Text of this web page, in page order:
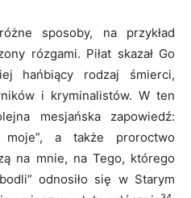
sposoby, na przykład
rózgami. Piłat skazał Go
hańbiący rodzaj śmierci,
i kryminalistów. W ten
mesjańska zapowiedź:
a także proroctwo
na mnie, na Tego, którego
odnosiło się w Starym